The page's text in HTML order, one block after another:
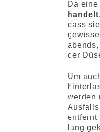
Da
handelt
dass
der
Um
werden
entfernt
lang